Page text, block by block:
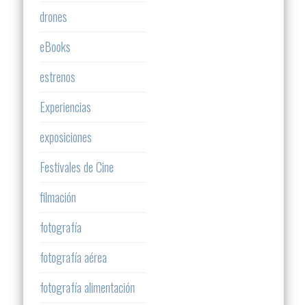
drones
eBooks
estrenos
Experiencias
exposiciones
Festivales de Cine
filmación
fotografía
fotografía aérea
fotografía alimentación